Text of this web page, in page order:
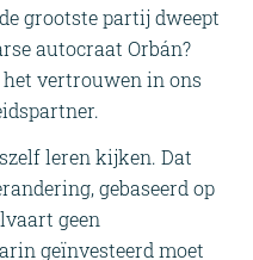
grootste partij dweept
autocraat Orbán?
vertrouwen in ons
leren kijken. Dat
gebaseerd op
geen
geïnvesteerd moet